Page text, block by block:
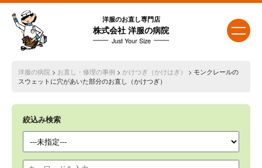
洋服のお直し専門店
株式会社 洋服の病院
Just Your Size
洋服の病院 > お直し・修理の事例 > かけつぎ（かけはぎ）
> モンクレールの
スウェットに穴があいた部分のお直し（かけつぎ）
絞込み検索